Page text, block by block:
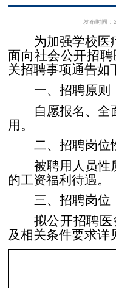
发布时间
为加强学校医
面向社会公开招
关招聘事项通告如
一、招聘原则
自愿报名、全
用。
二、招聘岗位
被聘用人员性
的工资福利待遇。
三、招聘岗位
拟公开招聘医
及相关条件要求详